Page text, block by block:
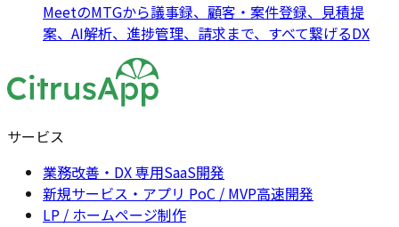
MeetのMTGから議事録、顧客・案件登録、見積提
案、AI解析、進捗管理、請求まで、すべて繋げるDX
サービス
業務改善・DX 専用SaaS開発
新規サービス・アプリ PoC / MVP高速開発
LP / ホームページ制作